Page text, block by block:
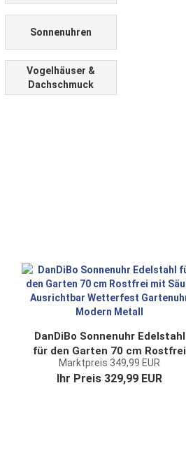
Sonnenuhren
Vogelhäuser &
Dachschmuck
DanDiBo Sonnenuhr Edelstahl
für den Garten 70 cm Rostfrei
mit Säule Ausrichtbar
Wetterfest Gartenuhr Modern
Marktpreis 349,99 EUR
Ihr Preis 329,99 EUR